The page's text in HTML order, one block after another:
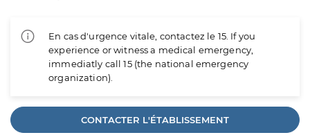
En cas d'urgence vitale, contactez le 15. If you
experience or witness a medical emergency,
immediatly call 15 (the national emergency
organization).
CONTACTER L'ÉTABLISSEMENT